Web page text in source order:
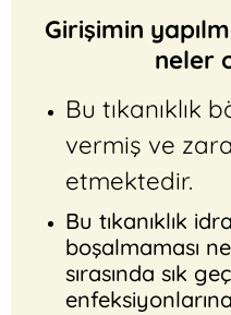
Girişimin
neler
Bu tıkanıklık
vermiş ve
etmektedir.
Bu tıkanıklık
boşalmaması
sırasında sık